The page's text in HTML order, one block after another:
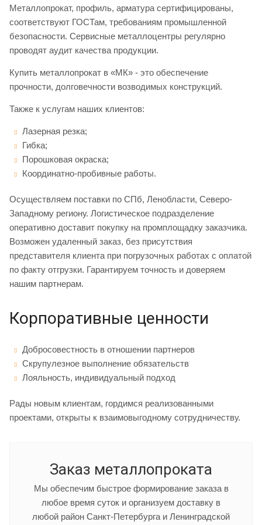
Металлопрокат, профиль, арматура сертифицированы,
соответствуют ГОСТам, требованиям промышленной
безопасности. Сервисные металлоцентры регулярно
проводят аудит качества продукции.
Купить металлопрокат в «МК» - это обеспечение
прочности, долговечности возводимых конструкций.
Также к услугам наших клиентов:
Лазерная резка;
Гибка;
Порошковая окраска;
Координатно-пробивные работы.
Осуществляем поставки по СПб, Ленобласти, Северо-
Западному региону. Логистическое подразделение
оперативно доставит покупку на промплощадку заказчика.
Возможен удаленный заказ, без присутствия
представителя клиента при погрузочных работах с оплатой
по факту отгрузки. Гарантируем точность и доверяем
нашим партнерам.
Корпоративные ценности
Добросовестность в отношении партнеров
Скрупулезное выполнение обязательств
Лояльность, индивидуальный подход
Рады новым клиентам, гордимся реализованными
проектами, открыты к взаимовыгодному сотрудничеству.
Заказ металлопроката
Мы обеспечим быстрое формирование заказа в
любое время суток и организуем доставку в
любой район Санкт-Петербурга и Ленинградской